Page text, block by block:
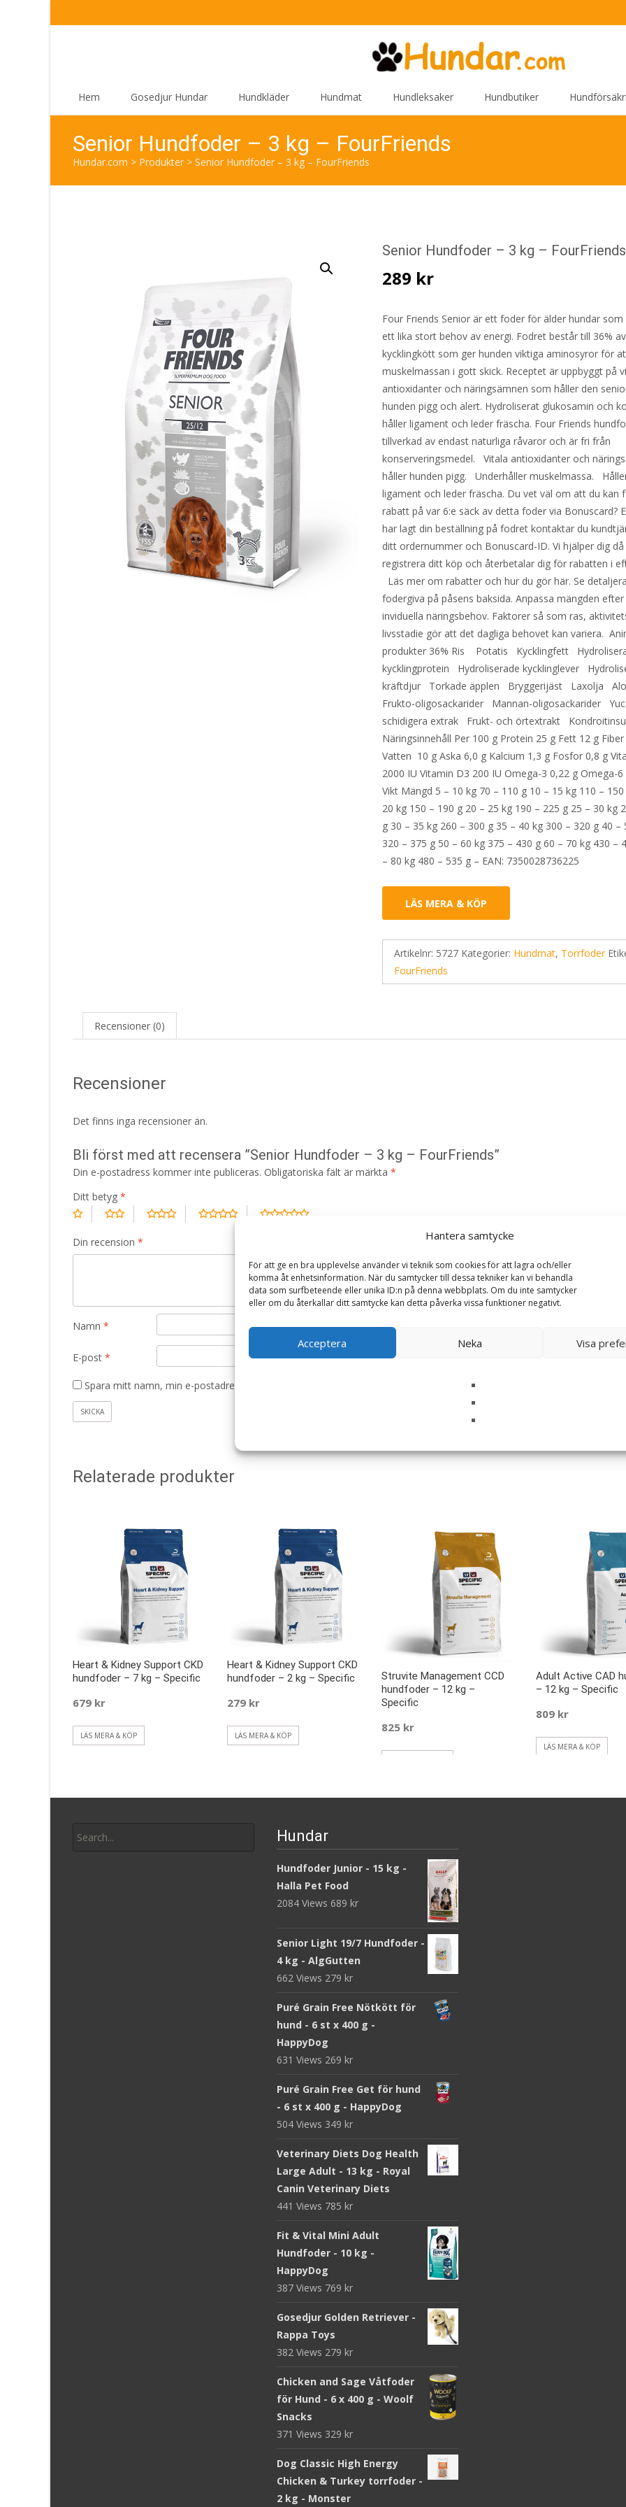
Hantera samtycke
För att ge en bra upplevelse använder vi teknik som cookies för att lagra och/eller
komma åt enhetsinformation. När du samtycker till dessa tekniker kan vi behandla
data som surfbeteende eller unika ID:n på denna webbplats. Om du inte samtycker
eller om du återkallar ditt samtycke kan detta påverka vissa funktioner negativt.
Acceptera Neka Visa
Hem Gosedjur Hundar Hundkläder Hundmat Hundleksaker Hundbutiker
Senior Hundfoder – 3 kg – FourFriends
Hundar.com > Produkter > Senior Hundfoder – 3 kg – FourFriends
Senior Hundfoder – 3 kg – FourFriends
289 kr
Four Friends Senior är ett foder för älder hundar
ett lika stort behov av energi. Fodret består till 36% av
kycklingkött som ger hunden viktiga aminosyror för
muskelmassan i gott skick. Receptet är uppbyggt på
antioxidanter och näringsämnen som håller den
hunden pigg och alert. Hydroliserat glukosamin och
håller ligament och leder fräscha. Four Friends
tillverkad av endast naturliga råvaror och är fri från
konserveringsmedel. Vitala antioxidanter och
håller hunden pigg. Underhåller muskelmassa.
ligament och leder fräscha. Du vet väl om att du kan
rabatt på var 6:e säck av detta foder via Bonuscard?
har lagt din beställning på fodret kontaktar du
ditt ordernummer och Bonuscard-ID. Vi hjälper dig
registrera ditt köp och återbetalar dig för rabatten i
Läs mer om rabatter och hur du gör här. Se
fodergiva på påsens baksida. Anpassa mängden
inviduella näringsbehov. Faktorer så som ras,
livsstadie gör att det dagliga behovet kan variera.
produkter 36% Ris Potatis Kycklingfett
kycklingprotein Hydroliserade kycklinglever
kräftdjur Torkade äpplen Bryggerijäst Laxolja
Frukto-oligosackarider Mannan-oligosackarider
schidigera extrak Frukt- och örtextrakt
Näringsinnehåll Per 100 g Protein 25 g Fett 12 g
Vatten 10 g Aska 6,0 g Kalcium 1,3 g Fosfor 0,8 g
2000 IU Vitamin D3 200 IU Omega-3 0,22 g Omega-6
Vikt Mängd 5 – 10 kg 70 – 110 g 10 – 15 kg 110 –
20 kg 150 – 190 g 20 – 25 kg 190 – 225 g 25 – 30 kg
g 30 – 35 kg 260 – 300 g 35 – 40 kg 300 – 320 g 40 –
320 – 375 g 50 – 60 kg 375 – 430 g 60 – 70 kg 430 –
– 80 kg 480 – 535 g – EAN: 7350028736225
LÄS MERA & KÖP
Artikelnr: 5727 Kategorier: Hundmat, Torrfoder
FourFriends
Recensioner (0)
Recensioner
Det finns inga recensioner än.
Bli först med att recensera ”Senior Hundfoder – 3 kg – FourFriends”
Din e-postadress kommer inte publiceras. Obligatoriska fält är märkta *
Ditt betyg *
Din recension *
Namn *
E-post *
Spara mitt namn, min e-postadress och webbplats i denna webbläsare till nästa gång jag skriver en kommentar.
Relaterade produkter
Heart & Kidney Support CKD
hundfoder – 7 kg – Specific
679 kr
LÄS MERA & KÖP
Heart & Kidney Support CKD
hundfoder – 2 kg – Specific
279 kr
LÄS MERA & KÖP
Struvite Management CCD
hundfoder – 12 kg –
Specific
825 kr
Adult Active CAD
– 12 kg – Specific
809 kr
LÄS MERA & KÖP
for:
Hundar
Hundfoder Junior - 15 kg -
Halla Pet Food
2084 Views 689 kr
Senior Light 19/7 Hundfoder -
4 kg - AlgGutten
662 Views 279 kr
Puré Grain Free Nötkött för
hund - 6 st x 400 g -
HappyDog
631 Views 269 kr
Puré Grain Free Get för hund
- 6 st x 400 g - HappyDog
504 Views 349 kr
Veterinary Diets Dog Health
Large Adult - 13 kg - Royal
Canin Veterinary Diets
441 Views 785 kr
Fit & Vital Mini Adult
Hundfoder - 10 kg -
HappyDog
387 Views 769 kr
Gosedjur Golden Retriever -
Rappa Toys
382 Views 279 kr
Chicken and Sage Våtfoder
för Hund - 6 x 400 g - Woolf
Snacks
371 Views 329 kr
Dog Classic High Energy
Chicken & Turkey torrfoder -
2 kg - Monster